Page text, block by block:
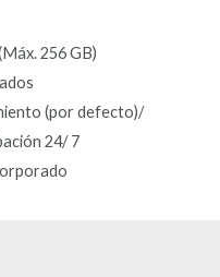
256 GB)
(por defecto)/
24/ 7